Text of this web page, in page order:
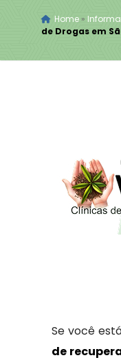
Home»
de Drogas em
Se você
de